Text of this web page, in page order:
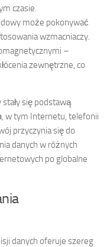
czasie.
może pokonywać
wzmacniaczy.
–
zewnętrzne, co
się podstawą
, w tym Internetu, telefonii
przyczynia się do
danych w różnych
po globalne
danych oferuje szereg